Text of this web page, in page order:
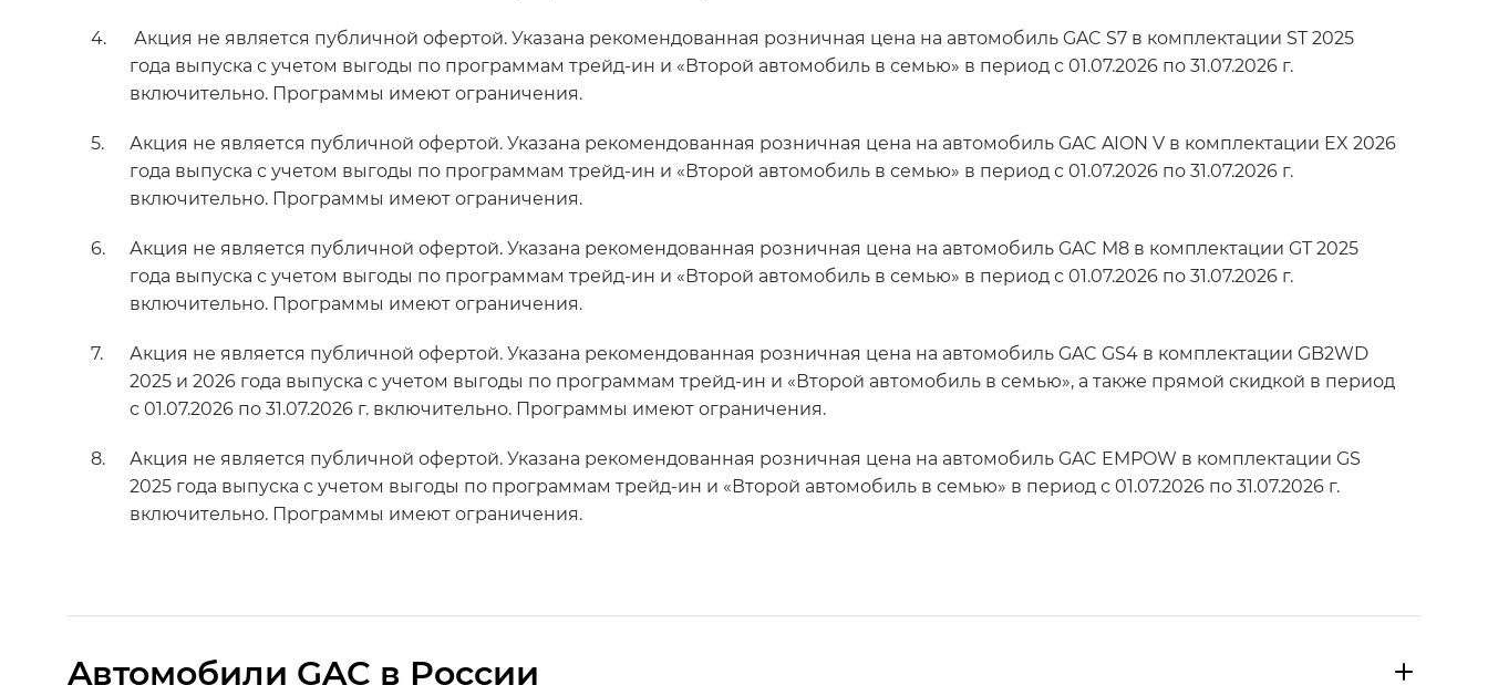
Акция не является публичной офертой. Указана рекомендованная розничная цена на автомобиль GAC S7 в комплектации ST 2025
года выпуска с учетом выгоды по программам трейд-ин и «Второй автомобиль в семью» в период с 01.07.2026 по 31.07.2026 г.
включительно. Программы имеют ограничения.
Акция не является публичной офертой. Указана рекомендованная розничная цена на автомобиль GAC AION V в комплектации EX 2026
года выпуска с учетом выгоды по программам трейд-ин и «Второй автомобиль в семью» в период с 01.07.2026 по 31.07.2026 г.
включительно. Программы имеют ограничения.
Акция не является публичной офертой. Указана рекомендованная розничная цена на автомобиль GAC M8 в комплектации GT 2025
года выпуска с учетом выгоды по программам трейд-ин и «Второй автомобиль в семью» в период с 01.07.2026 по 31.07.2026 г.
включительно. Программы имеют ограничения.
Акция не является публичной офертой. Указана рекомендованная розничная цена на автомобиль GAC GS4 в комплектации GB2WD
2025 и 2026 года выпуска с учетом выгоды по программам трейд-ин и «Второй автомобиль в семью», а также прямой скидкой в период
с 01.07.2026 по 31.07.2026 г. включительно. Программы имеют ограничения.
Акция не является публичной офертой. Указана рекомендованная розничная цена на автомобиль GAC EMPOW в комплектации GS
2025 года выпуска с учетом выгоды по программам трейд-ин и «Второй автомобиль в семью» в период с 01.07.2026 по 31.07.2026 г.
включительно. Программы имеют ограничения.
Aвтомобили GAC в России